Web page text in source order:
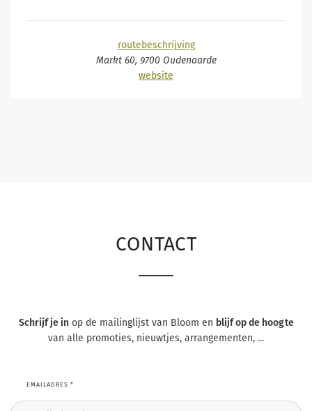
routebeschrijving
Markt 60, 9700 Oudenaarde
website
CONTACT
Schrijf je inop de mailinglijst van Bloom en blijf op de hoogte
van alle promoties, nieuwtjes, arrangementen, ...
EMAILADRES *